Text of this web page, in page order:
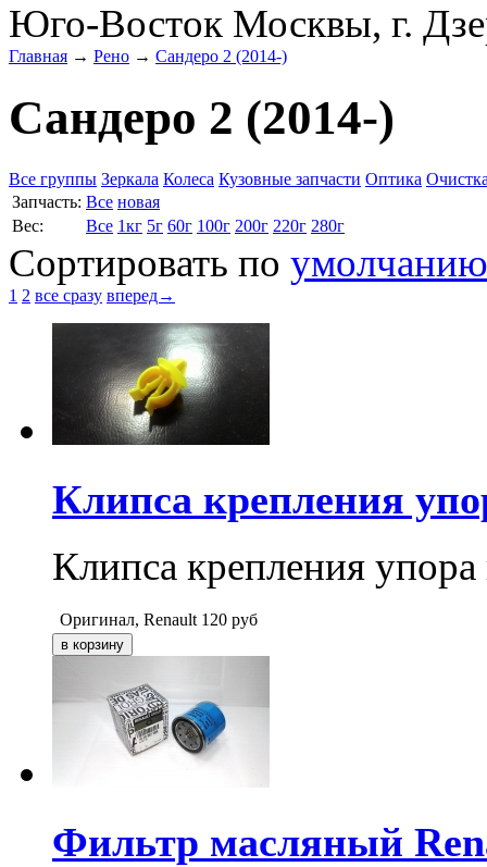
Юго-Восток Москвы, г.
Главная → Рено → Сандеро 2 (2014-)
Сандеро 2 (2014-)
Все группы Зеркала Колеса Кузовные запчасти Оптика
Запчасть: Все новая
Вес:
Все 1кг 5г 60г 100г 200г 220г 280г
Сортировать по умолчанию
1 2 все сразу вперед→
Клипса крепления
Клипса крепления
Оригинал, Renault 120 руб
Фильтр масляный